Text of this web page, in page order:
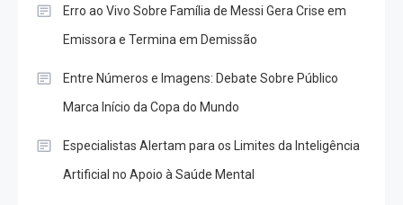
Erro ao Vivo Sobre Família de Messi Gera Crise em
Emissora e Termina em Demissão
Entre Números e Imagens: Debate Sobre Público
Marca Início da Copa do Mundo
Especialistas Alertam para os Limites da Inteligência
Artificial no Apoio à Saúde Mental